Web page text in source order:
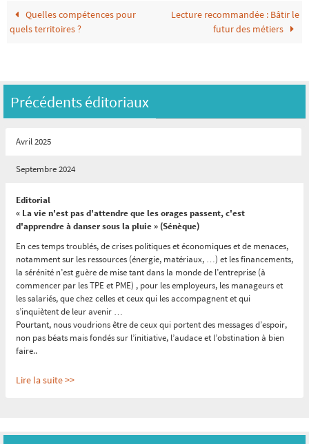
Quelles compétences pour
quels territoires ?
Lecture recommandée : Bâtir le
futur des métiers
Précédents éditoriaux
Avril 2025
Septembre 2024
Editorial
« La vie n'est pas d'attendre que les orages passent, c'est
d'apprendre à danser sous la pluie » (Sénèque)
En ces temps troublés, de crises politiques et économiques et de menaces,
notamment sur les ressources (énergie, matériaux, …) et les financements,
la sérénité n’est guère de mise tant dans la monde de l’entreprise (à
commencer par les TPE et PME) , pour les employeurs, les manageurs et
les salariés, que chez celles et ceux qui les accompagnent et qui
s’inquiètent de leur avenir …
Pourtant, nous voudrions être de ceux qui portent des messages d’espoir,
non pas béats mais fondés sur l’initiative, l’audace et l’obstination à bien
faire..
Lire la suite >>